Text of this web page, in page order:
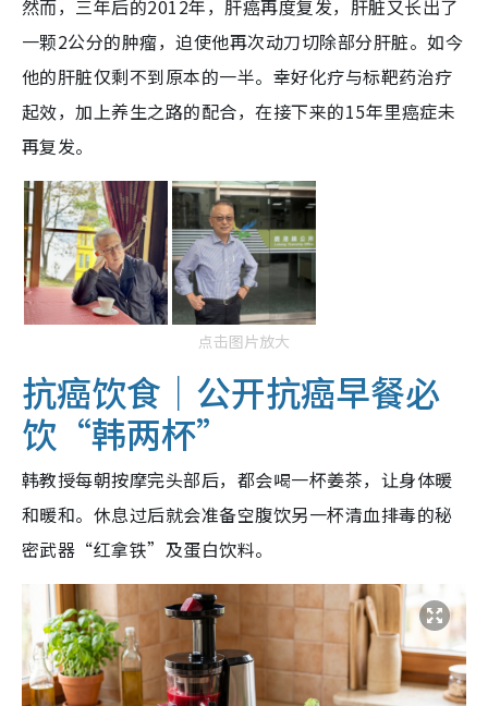
然而，三年后的2012年，肝癌再度复发，肝脏又长出了
一颗2公分的肿瘤，迫使他再次动刀切除部分肝脏。如今
他的肝脏仅剩不到原本的一半。幸好化疗与标靶药治疗
起效，加上养生之路的配合，在接下来的15年里癌症未
再复发。
点击图片放大
抗癌饮食｜公开抗癌早餐必
饮“韩两杯”
韩教授每朝按摩完头部后，都会喝一杯姜茶，让身体暖
和暖和。休息过后就会准备空腹饮另一杯清血排毒的秘
密武器“红拿铁”及蛋白饮料。